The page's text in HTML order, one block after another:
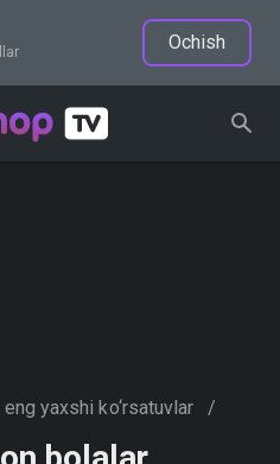
Ochish
yaxshi ko‘rsatuvlar /